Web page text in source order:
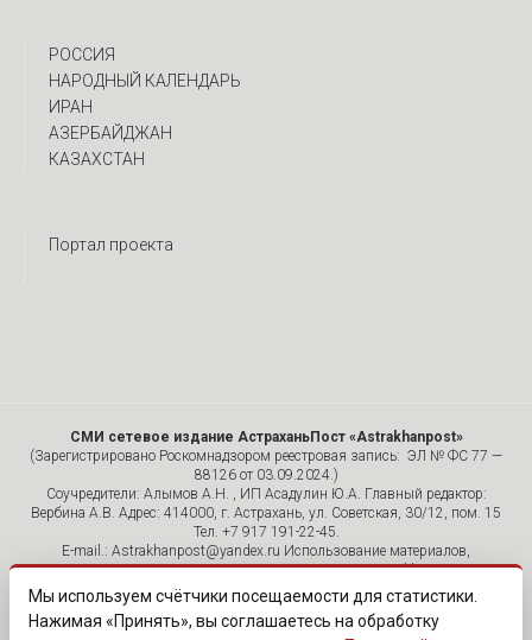
РОССИЯ
НАРОДНЫЙ КАЛЕНДАРЬ
ИРАН
АЗЕРБАЙДЖАН
КАЗАХСТАН
Портал проекта
СМИ сетевое издание АстраханьПост «Astrakhanpost»
(Зарегистрировано Роскомнадзором реестровая запись: ЭЛ № ФС 77 —
88126 от 03.09.2024.)
Соучредители: Алымов А.Н. , ИП Асадулин Ю.А. Главный редактор:
Вербина А.В. Адрес: 414000, г. Астрахань, ул. Советская, 30/12, пом. 15
Тел. +7 917 191-22-45.
E-mail.: Astrakhanpost@yandex.ru Использование материалов,
размещенных на страницах сетевого издания «Astrakhanpost»,
допускается исключительно с указанием источника и публикацией
активной гиперссылки на портал Astrakhanpost.ru. Комментарии
читателей сайта размещаются без предварительного редактирования.
Мы используем счётчики посещаемости для статистики.
Нажимая «Принять», вы соглашаетесь на обработку